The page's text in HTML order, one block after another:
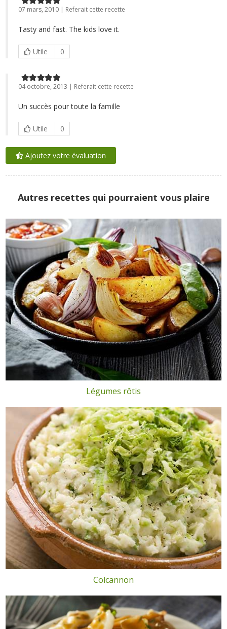
07 mars, 2010 | Referait cette recette
Tasty and fast. The kids love it.
Utile 0
04 octobre, 2013 | Referait cette recette
Un succès pour toute la famille
Utile 0
Ajoutez votre évaluation
Autres recettes qui pourraient vous plaire
Légumes rôtis
Colcannon